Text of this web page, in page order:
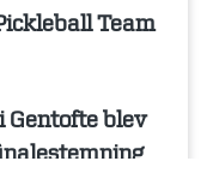
Team
Gentofte blev